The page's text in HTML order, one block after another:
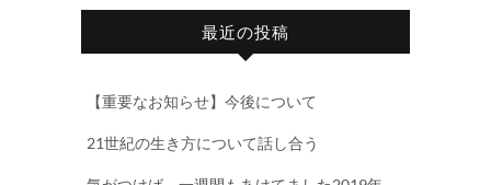
最近の投稿
【重要なお知らせ】今後について
21世紀の生き方について話し合う